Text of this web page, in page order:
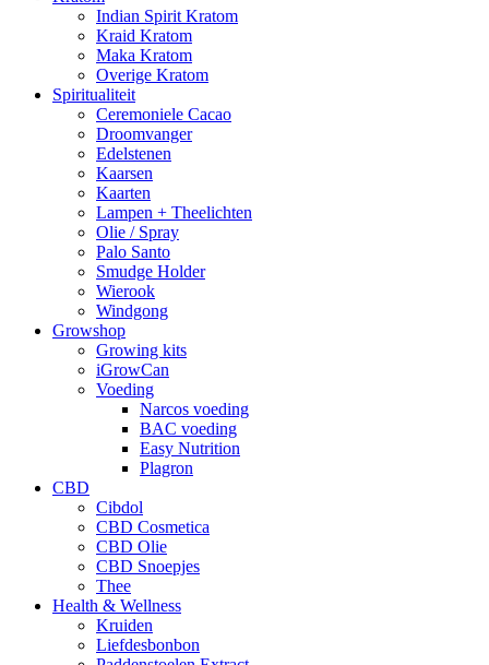
Indian Spirit Kratom
Kraid Kratom
Maka Kratom
Overige Kratom
Spiritualiteit
Ceremoniele Cacao
Droomvanger
Edelstenen
Kaarsen
Kaarten
Lampen + Theelichten
Olie / Spray
Palo Santo
Smudge Holder
Wierook
Windgong
Growshop
Growing kits
iGrowCan
Voeding
Narcos voeding
BAC voeding
Easy Nutrition
Plagron
CBD
Cibdol
CBD Cosmetica
CBD Olie
CBD Snoepjes
Thee
Health & Wellness
Kruiden
Liefdesbonbon